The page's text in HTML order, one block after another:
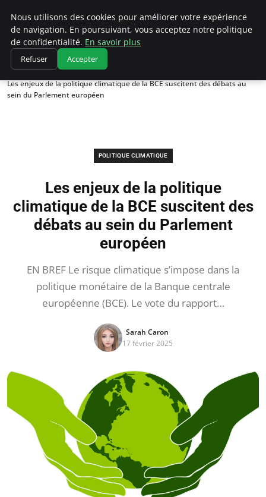
Climatedebtagents
Accueil
Politique climatique
Les enjeux de la politique climatique de la BCE suscitent des débats au
sein du Parlement européen
POLITIQUE CLIMATIQUE
Les enjeux de la politique
climatique de la BCE suscitent des
débats au sein du Parlement
européen
EN BREF Le risque climatique s’impose dans la
politique monétaire de la Banque centrale
européenne (BCE). Le vote du rapport…
Sarah Caron
17 février 2025
Nous utilisons des cookies pour améliorer votre expérience
de navigation. En poursuivant, vous acceptez notre politique
de confidentialité. En savoir plus
Refuser Accepter